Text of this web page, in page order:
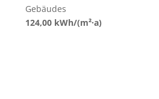
Gebäudes
124,00 kWh/(m²·a)